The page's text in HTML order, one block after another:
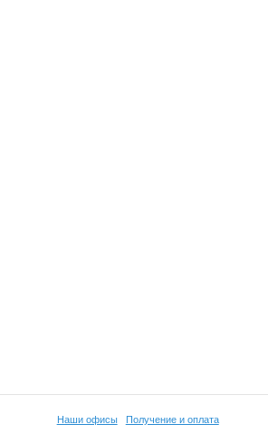
Наши офисы Получение и оплата